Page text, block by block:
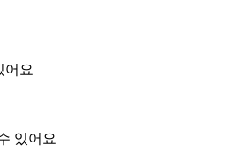
어요
있어요